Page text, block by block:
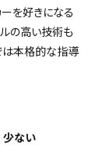
を好きになる
の高い技術も
は本格的な指導
少ない